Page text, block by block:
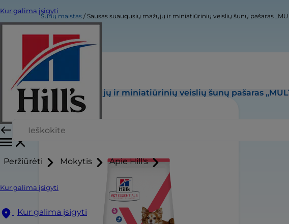
Kur galima įsigyti
Peržiūrėti Mokytis Apie Hill's
Kur galima įsigyti
Kur galima įsigyti
Šunų maistas Sausas suaugusių mažųjų ir miniatiūrinių veislių šunų pašaras
Sausas suaugusių mažųjų ir miniatiūrinių veislių šunų pašaras